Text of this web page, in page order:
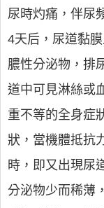
尿時灼痛，伴尿
4天后，尿道黏
膿性分泌物，排
道中可見淋絲或
重不等的全身症
狀，當機體抵抗
時，即又出現尿
分泌物少而稀薄